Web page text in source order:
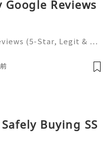
Google Reviews
(5-Star, Legit & …
infrastructure for
Buying SS